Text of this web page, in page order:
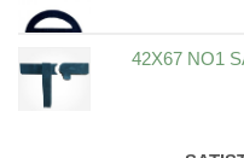
42X67 NO1